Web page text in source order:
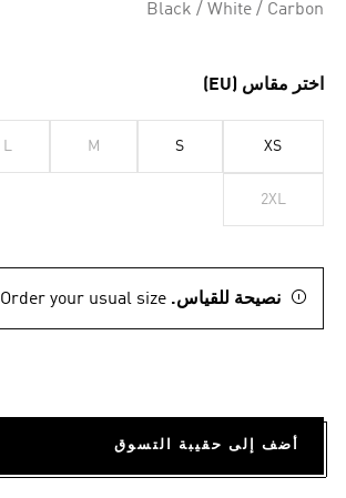
Black / White / Carbon
اختر مقاس (EU)
XS
S
M
L
2XL
نصيحة للقياس. Order your usual size.
أضف إلى حقيبة التسوق